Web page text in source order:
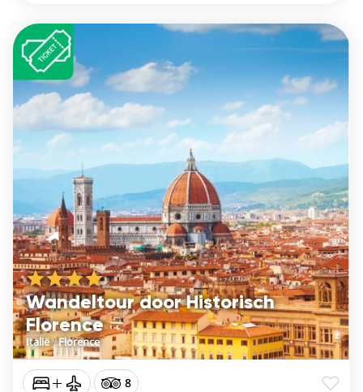
Wandeltour door Historisch
Florence
Italië/Florence
8